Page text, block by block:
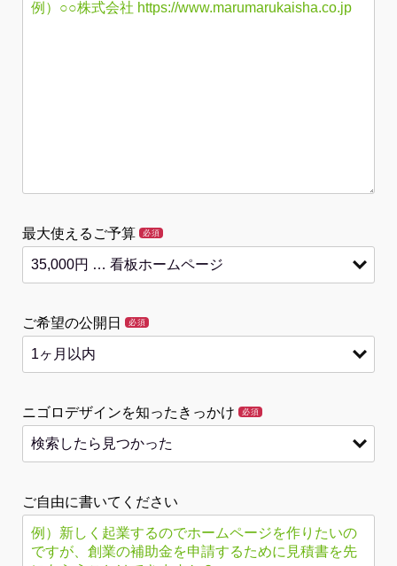
最大使えるご予算 必須
ご希望の公開日 必須
ニゴロデザインを知ったきっかけ 必須
ご自由に書いてください